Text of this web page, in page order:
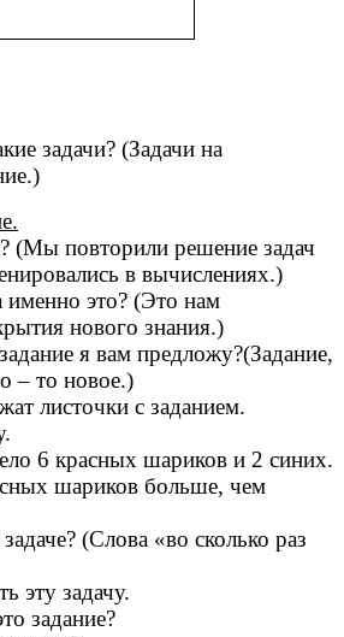
задачи? (Задачи на
(Мы повторили решение задач
в вычислениях.)
это? (Это нам
нового знания.)
я вам предложу?(Задание,
– то новое.)
листочки с заданием.
6 красных шариков и 2 синих.
шариков больше, чем
(Слова «во сколько раз
эту задачу.
задание?